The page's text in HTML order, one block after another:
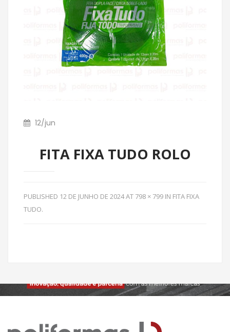
12/jun
FITA FIXA TUDO ROLO
PUBLISHED 12 DE JUNHO DE 2024AT 798 × 799 IN FITA FIXA
TUDO.